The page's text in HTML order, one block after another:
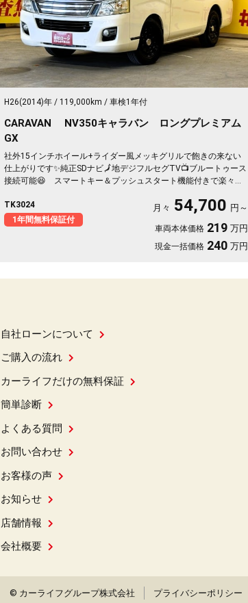
H26(2014)年 119,000km 車検1年付
CARAVAN NV350キャラバン ロングプレミアム
GX
社外15インチホイール+ライダー風メッキグリルで飽きの来ない
仕上がりです✨純正SDナビ🗾地デジフルセグTV📺ブルートゥース
接続可能😆 スマートキー＆プッシュスタート機能付きで楽々エ
が一の閉め忘れも防止できます🚗 駐車や切り返しの際にも安心
のバックカメラ付👀
TK3024
1年間無料保証付
月々 54,700 円～
車両本体価格 219 万円
現金一括価格 240 万円
自社ローンについて
ご購入の流れ
カーライフだけの無料保証
簡単診断
よくある質問
お問い合わせ
お客様の声
お知らせ
店舗情報
会社概要
© カーライフグループ株式会社 プライバシーポリシー